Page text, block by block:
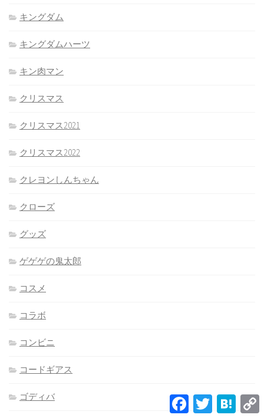
キングダム
キングダムハーツ
キン肉マン
クリスマス
クリスマス2021
クリスマス2022
クレヨンしんちゃん
クローズ
グッズ
ゲゲゲの鬼太郎
コスメ
コラボ
コンビニ
コードギアス
ゴディバ FacebookTwitter Hatena